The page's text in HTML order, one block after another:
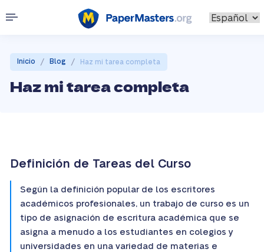
Inicio / Blog / Haz mi tarea completa
Haz mi tarea completa
Definición de Tareas del Curso
Según la definición popular de los escritores
académicos profesionales, un trabajo de curso es un
tipo de asignación de escritura académica que se
asigna a menudo a los estudiantes en colegios y
universidades en una variedad de materias e